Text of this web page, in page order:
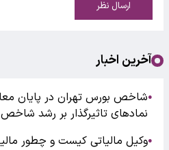
ارسال نظر
آخرین اخبار
●شاخص بورس تهران در پایان
نمادهای تاثیرگذار بر رشد شاخص
●وکیل مالیاتی کیست و چطور